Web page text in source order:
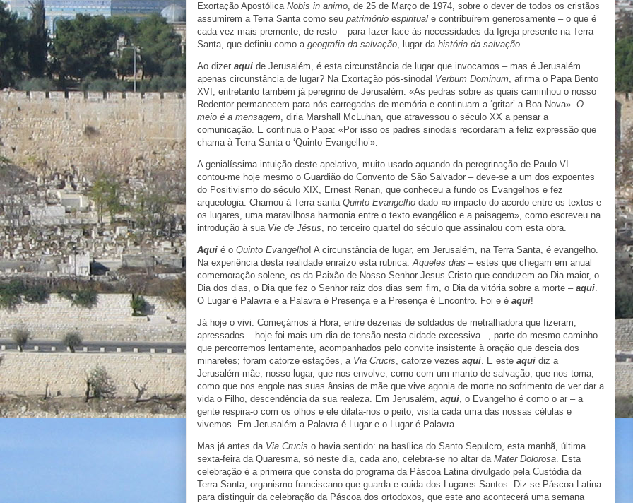
Exortação Apostólica Nobis in animo, de 25 de Março de 1974, sobre o dever de todos os cristãos
assumirem a Terra Santa como seu património espiritual e contribuírem generosamente – o que é
cada vez mais premente, de resto – para fazer face às necessidades da Igreja presente na Terra
Santa, que definiu como a geografia da salvação, lugar da história da salvação.
Ao dizer aqui de Jerusalém, é esta circunstância de lugar que invocamos – mas é Jerusalém
apenas circunstância de lugar? Na Exortação pós-sinodal Verbum Dominum, afirma o Papa Bento
XVI, entretanto também já peregrino de Jerusalém: «As pedras sobre as quais caminhou o nosso
Redentor permanecem para nós carregadas de memória e continuam a ‘gritar’ a Boa Nova». O
meio é a mensagem, diria Marshall McLuhan, que atravessou o século XX a pensar a
comunicação. E continua o Papa: «Por isso os padres sinodais recordaram a feliz expressão que
chama à Terra Santa o ‘Quinto Evangelho’».
A genialíssima intuição deste apelativo, muito usado aquando da peregrinação de Paulo VI –
contou-me hoje mesmo o Guardião do Convento de São Salvador – deve-se a um dos expoentes
do Positivismo do século XIX, Ernest Renan, que conheceu a fundo os Evangelhos e fez
arqueologia. Chamou à Terra santa Quinto Evangelho dado «o impacto do acordo entre os textos e
os lugares, uma maravilhosa harmonia entre o texto evangélico e a paisagem», como escreveu na
introdução à sua Vie de Jésus, no terceiro quartel do século que assinalou com esta obra.
Aqui é o Quinto Evangelho! A circunstância de lugar, em Jerusalém, na Terra Santa, é evangelho.
Na experiência desta realidade enraízo esta rubrica:Aqueles dias – estes que chegam em anual
comemoração solene, os da Paixão de Nosso Senhor Jesus Cristo que conduzem ao Dia maior, o
Dia dos dias, o Dia que fez o Senhor raiz dos dias sem fim, o Dia da vitória sobre a morte – aqui.
O Lugar é Palavra e a Palavra é Presença e a Presença é Encontro. Foi e é aqui!
Já hoje o vivi. Começámos à Hora, entre dezenas de soldados de metralhadora que fizeram,
apressados – hoje foi mais um dia de tensão nesta cidade excessiva –, parte do mesmo caminho
que percorremos lentamente, acompanhados pelo convite insistente à oração que descia dos
minaretes; foram catorze estações, a Via Crucis, catorze vezes aqui. E este aqui diz a
Jerusalém-mãe, nosso lugar, que nos envolve, como com um manto de salvação, que nos toma,
como que nos engole nas suas ânsias de mãe que vive agonia de morte no sofrimento de ver dar a
vida o Filho, descendência da sua realeza. Em Jerusalém, aqui, o Evangelho é como o ar – a
gente respira-o com os olhos e ele dilata-nos o peito, visita cada uma das nossas células e
vivemos. Em Jerusalém a Palavra é Lugar e o Lugar é Palavra.
Mas já antes da Via Crucis o havia sentido: na basílica do Santo Sepulcro, esta manhã, última
sexta-feira da Quaresma, só neste dia, cada ano, celebra-se no altar da Mater Dolorosa. Esta
celebração é a primeira que consta do programa da Páscoa Latina divulgado pela Custódia da
Terra Santa, organismo franciscano que guarda e cuida dos Lugares Santos. Diz-se Páscoa Latina
para distinguir da celebração da Páscoa dos ortodoxos, que este ano acontecerá uma semana